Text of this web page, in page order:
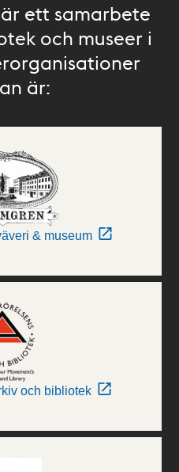
ett samarbete
och museer i
är:
& museum
och bibliotek